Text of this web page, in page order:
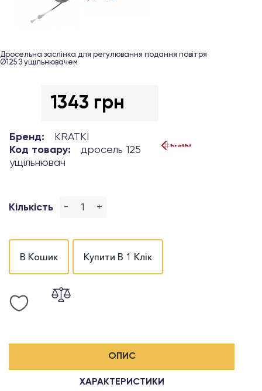
Дросельна заслінка для регулювання подання повітря
Ø125 З ущільнювачем
1343 грн
Бренд:
KRATKI
Код товару:
дросель 125
ущільнювач
Кількість - +
В Кошик Купити В 1 Клік
ОПИС
ХАРАКТЕРИСТИКИ